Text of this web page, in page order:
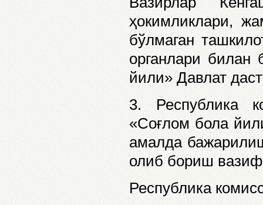
ҳокимликлари,
бўлмаган
органлари билан
йили» Давлат
3. Республика
«Соғлом бола
амалда
олиб бориш
Республика